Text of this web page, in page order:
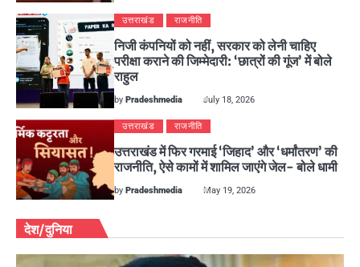
उत्तराखंड राजनीति
निजी कंपनियों को नहीं, सरकार को लेनी चाहिए
परीक्षा कराने की जिम्मेदारी: ‘छात्रों की गूंज’ में बोले
राहुल
byPradeshmedia July 18, 2026
उत्तराखंड राजनीति
उत्तराखंड में फिर गरमाई ‘जिहाद’ और ‘धर्मांतरण’ की
राजनीति, ऐसे कामों में शामिल जाएंगे जेल- बोले धामी
byPradeshmedia May 19, 2026
देश/दुनिया